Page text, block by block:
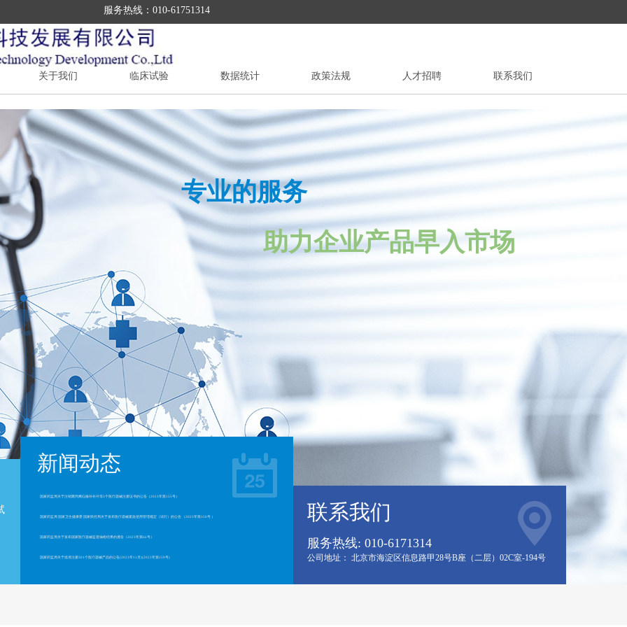
服务热线：010-61751314
关于我们 临床试验 数据统计 政策法规 人才招聘 联系我们
新闻动态
联系我们
专业的服务
助力企业产品早入市场
国家药监局关于注销聚丙烯疝修补补片等3个医疗器械注册证书的公告（2023年第155号）
国家药监局 国家卫生健康委 国家疾控局关于发布医疗器械紧急使用管理规定（试行）的公告 （2023年第150号 ）
国家药监局关于发布国家医疗器械监督抽检结果的通告（2023年第66号）
国家药监局关于批准注册301个医疗器械产品的公告(2023年11月)(2023年第159号)
服务热线: 010-6171314
公司地址： 北京市海淀区信息路甲28号B座（二层）02C室-194号